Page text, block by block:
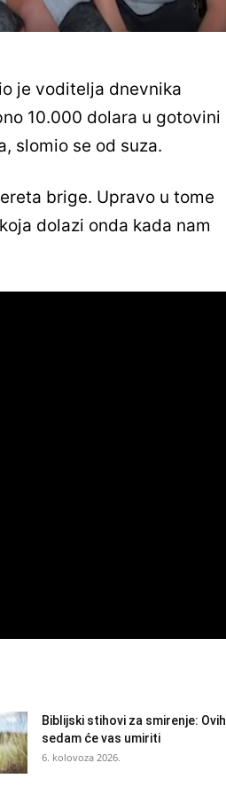
je voditelja dnevnika
10.000 dolara u gotovini
slomio se od suza.
brige. Upravo u tome
dolazi onda kada nam
Biblijski stihovi za smirenje: Ovih
sedam će vas umiriti
6. kolovoza 2026.